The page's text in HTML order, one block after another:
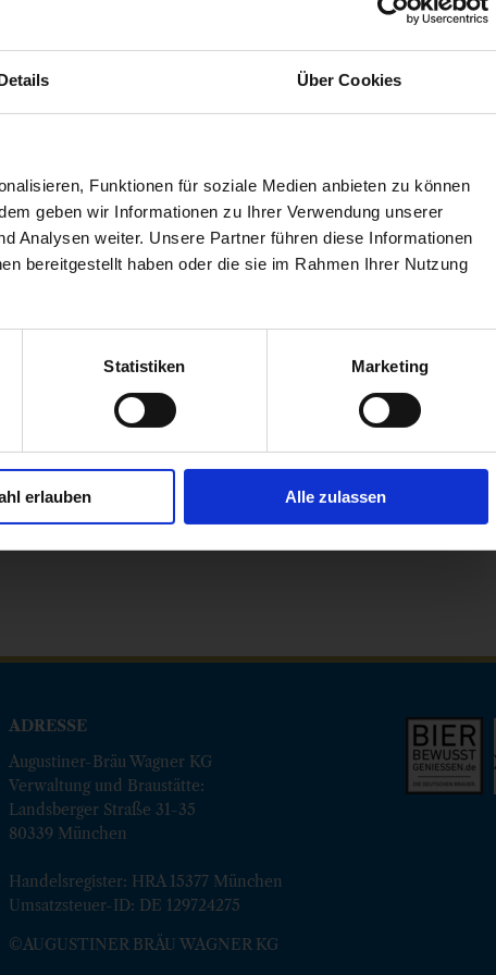
Über Cookies
Funktionen für soziale Medien anbieten zu können
geben wir Informationen zu Ihrer Verwendung unserer
Analysen weiter. Unsere Partner führen diese Informationen
bereitgestellt haben oder die sie im Rahmen Ihrer Nutzung
Statistiken Marketing
erlauben Alle zulassen
zu?
wird in einem Cookie gespeichert.
years old and do you agree to the
e accettil'informativa sulla privacy? ?
vengono memorizzate in un cookie.
ADRESSE
Augustiner-Bräu Wagner KG
Verwaltung und Braustätte:
Landsberger Straße 31-35
80339 München
Handelsregister: HRA 15377 München
Umsatzsteuer-ID: DE 129724275
©AUGUSTINER BRÄU WAGNER KG